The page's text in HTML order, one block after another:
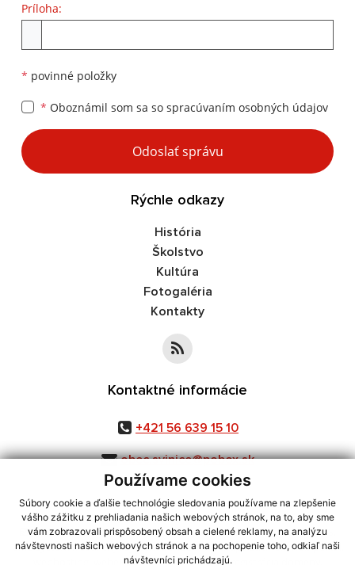
Používame cookies
Súbory cookie a ďalšie technológie sledovania používame na zlepšenie
vášho zážitku z prehliadania našich webových stránok, na to, aby sme
vám zobrazovali prispôsobený obsah a cielené reklamy, na analýzu
návštevnosti našich webových stránok a na pochopenie toho, odkiaľ naši
návštevníci prichádzajú.
Príloha:
* povinné položky
* Oboznámil som sa so spracúvaním osobných údajov
Google reCaptcha Response
Odoslať správu
Rýchle odkazy
História
Školstvo
Kultúra
Fotogaléria
Kontakty
Kontaktné informácie
+421 56 639 15 10
obec.svinice@pobox.sk
využite možnosť získavania aktuálnych informácií s využitím RSS
CMS systém (redakčný) systém ECHELON 2,Mapa stránok,web portál
webex.digital, s.r.o.,domény,registrácia domény